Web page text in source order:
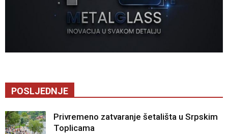
POSLJEDNJE
Privremeno zatvaranje šetališta u Srpskim
Toplicama